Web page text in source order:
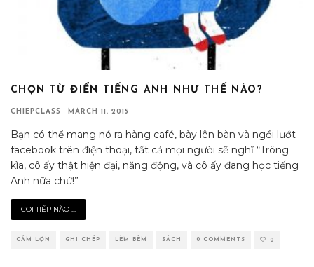
CHỌN TỪ ĐIỂN TIẾNG ANH NHƯ THẾ NÀO?
CHIEPCLASS · MARCH 11, 2015
Bạn có thể mang nó ra hàng café, bày lên bàn và ngồi lướt
facebook trên điện thoại, tất cả mọi người sẽ nghĩ “Trông
kìa, cô ấy thật hiện đại, năng động, và cô ấy đang học tiếng
Anh nữa chứ!”
COI TIẾP NÀO ...
CÁM LỢN GHI CHÉP LÈM BÈM SÁCH 0 COMMENTS 0